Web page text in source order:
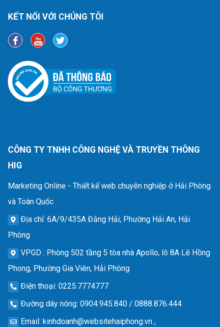
KẾT NỐI VỚI CHÚNG TÔI
CÔNG TY TNHH CÔNG NGHỆ VÀ TRUYỀN THÔNG
HIG
Marketing Online - Thiết kế web chuyên nghiệp ở Hải Phòng
và Toàn Quốc
Địa chỉ: 6A/9/435A Đằng Hải, Phường Hải An, Hải
Phòng
VPGD : Phòng 502 tầng 5 tòa nhà Apollo, lô 8A Lê Hồng
Phong, Phường Gia Viên, Hải Phòng
Điện thoại: 0225.7774777
Đường dây nóng: 0904.945.840 / 0888.876.444
Email : kinhdoanh@websitehaiphong.vn ,